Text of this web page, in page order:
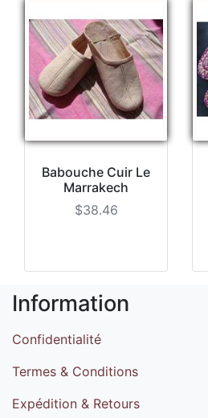
Babouche Cuir Le
Marrakech
$38.46
Information
Confidentialité
Termes & Conditions
Expédition & Retours